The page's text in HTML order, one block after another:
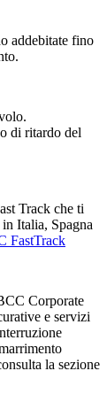
addebitate fino
di ritardo del
Track che ti
Italia, Spagna
FastTrack
Corporate
e servizi
la sezione